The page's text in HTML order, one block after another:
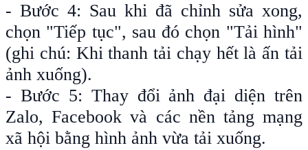
- Bước 4: Sau khi đã chỉnh sửa xong,
chọn "Tiếp tục", sau đó chọn "Tải hình"
(ghi chú: Khi thanh tải chạy hết là ấn tải
ảnh xuống).
- Bước 5: Thay đổi ảnh đại diện trên
Zalo, Facebook và các nền tảng mạng
xã hội bằng hình ảnh vừa tải xuống.